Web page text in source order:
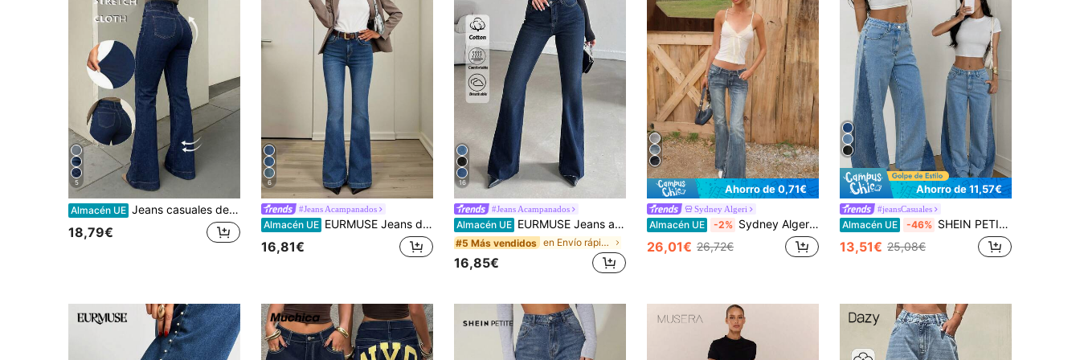
5
Almacén UE Jeans casuales de cintura alta con estiramiento, acampanados y que levantan el trasero, para uso diario en otoño
18,79€
6
#Jeans Acampanados
Almacén UE EURMUSE Jeans de talle alto con corte evasé y ajuste ceñido, cómodos
16,81€
16
#Jeans Acampanados
Almacén UE EURMUSE Jeans acampanados de mujer 99% algodón con bolsillos para el uso diario y atuendos versátiles
#5 Más vendidos en Envío rápido Jeans de mujer
16,85€
Ahorro de 0,71€
Sydney Algeri
Almacén UE -2% Sydney Algeri Jeans casuales sueltos de pierna acampanada y cintura baja para mujer, estilo Y2K, streetwear
26,01€ 26,72€
Ahorro de 11,57€
#jeansCasuales
Almacén UE -46% SHEIN PETITE Jeans acampanados casuales lavados con bloques de color y efecto desgastado para mujer, diseño de patchwork de denim bitono para fiesta de invierno, Navidad y Año Nuevo, para mujeres petite
13,51€ 25,08€